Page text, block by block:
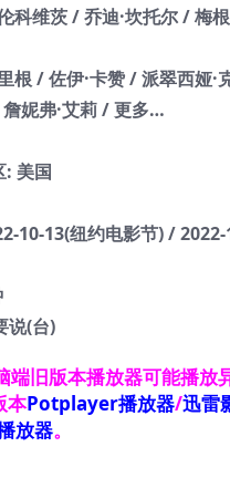
科维茨 / 乔迪·坎托尔 / 梅
根 / 佐伊·卡赞 / 派翠西娅·
妮弗·艾莉 / 更多…
美国
10-13(纽约电影节) / 2022-
说(台)
端旧版本播放器可能播放
本Potplayer播放器/迅雷
放器。